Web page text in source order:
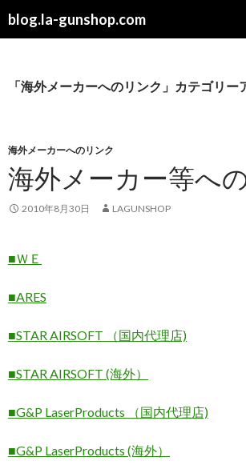
blog.la-gunshop.com
索
ン
キ
ッ
プ
「海外メーカーへのリンク」カテゴリー
海外メーカーへのリンク
海外メーカー等へ
2010年8月30日 LAGUNSHOP
■ＷＥ
■ARES
■STAR AIRSOFT （国内代理店)
■STAR AIRSOFT (海外）
■G&P LaserProducts （国内代理店)
■G&P LaserProducts (海外）